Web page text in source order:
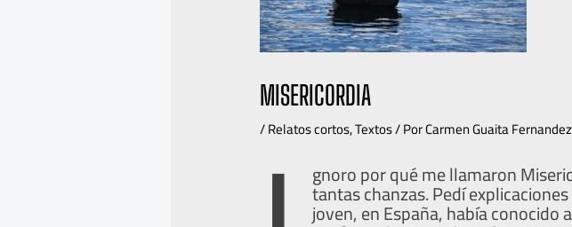
MISERICORDIA
/Relatos cortos,Textos/ PorCarmen Guaita Fernandez
gnoro por qué me llamaron
tantas chanzas. Pedí
joven, en España, había conocido